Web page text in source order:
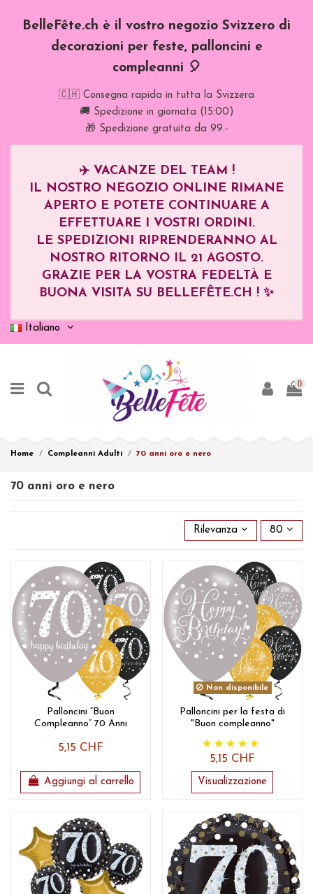
BelleFête.ch è il vostro negozio Svizzero di
decorazioni per feste, palloncini e
compleanni 🎈
🇨🇭 Consegna rapida in tutta la Svizzera
🚚 Spedizione in giornata (15:00)
🎁 Spedizione gratuita da 99.-
✈️ VACANZE DEL TEAM !
IL NOSTRO NEGOZIO ONLINE RIMANE
APERTO E POTETE CONTINUARE A
EFFETTUARE I VOSTRI ORDINI.
LE SPEDIZIONI RIPRENDERANNO AL
NOSTRO RITORNO IL 21 AGOSTO.
GRAZIE PER LA VOSTRA FEDELTÀ E
BUONA VISITA SU BELLEFÊTE.CH ! ✨
Italiano
0
Home Compleanni Adulti 70 anni oro e nero
70 anni oro e nero
Rilevanza 80
Palloncini “Buon
Compleanno” 70 Anni
5,15 CHF
Aggiungi al carrello
Non disponibile
Palloncini per la festa di
"Buon compleanno"
5,15 CHF
Visualizzazione